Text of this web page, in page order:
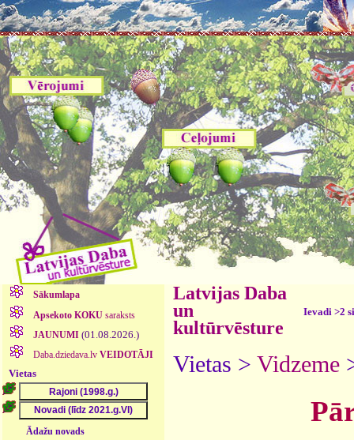
Sākumlapa
Apsekoto KOKUsaraksts
JAUNUMI (01.08.2026.)
Daba.dziedava.lv VEIDOTĀJI
Vietas
Ādažu novads
Latvijas Daba
un
kultūrvēsture
Ievadi >2
Vietas > Vidzeme